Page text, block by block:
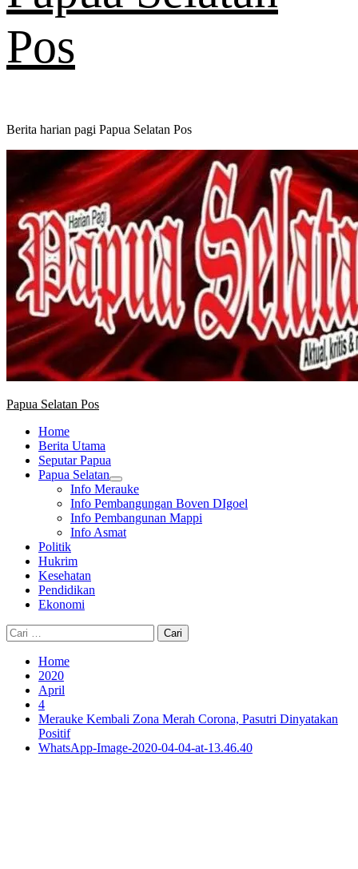
Pos
Berita harian pagi Papua Selatan Pos
Primary
Papua Selatan Pos
Home
Berita Utama
Seputar Papua
Papua Selatan
Info Merauke
Info Pembangungan Boven DIgoel
Info Pembangunan Mappi
Info Asmat
Politik
Hukrim
Kesehatan
Pendidikan
Ekonomi
Cari
untuk:
Home
2020
April
4
Merauke Kembali Zona Merah Corona, Pasutri Dinyatakan
Positif
WhatsApp-Image-2020-04-04-at-13.46.40